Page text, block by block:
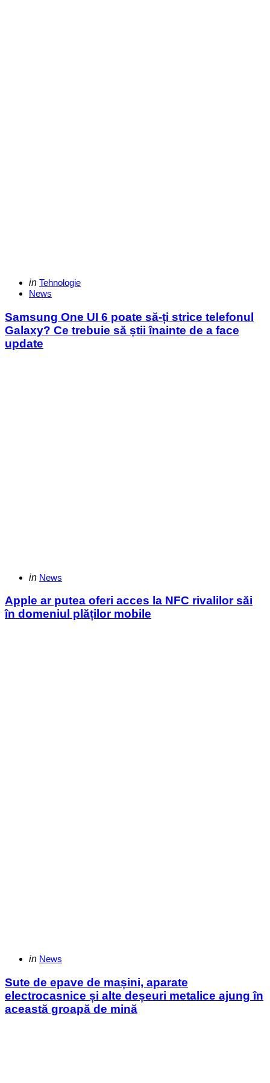
Categories
Posted
in
in Tehnologie
News
Samsung One UI 6 poate să-ți strice telefonul
Galaxy? Ce trebuie să știi înainte de a face
update
Categories
Posted
in News
Apple ar putea oferi acces la NFC rivalilor săi
în domeniul plăților mobile
Categories
Posted
in News
Sute de epave de mașini, aparate
electrocasnice și alte deșeuri metalice ajung în
această groapă de mină